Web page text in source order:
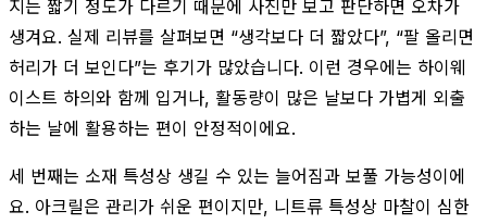
지는 짧기 정도가 다르기 때문에 사진만 보고 판단하면 오차가
생겨요. 실제 리뷰를 살펴보면 “생각보다 더 짧았다”, “팔 올리면
허리가 더 보인다”는 후기가 많았습니다. 이런 경우에는 하이웨
이스트 하의와 함께 입거나, 활동량이 많은 날보다 가볍게 외출
하는 날에 활용하는 편이 안정적이에요.
세 번째는 소재 특성상 생길 수 있는 늘어짐과 보풀 가능성이에
요. 아크릴은 관리가 쉬운 편이지만, 니트류 특성상 마찰이 심한